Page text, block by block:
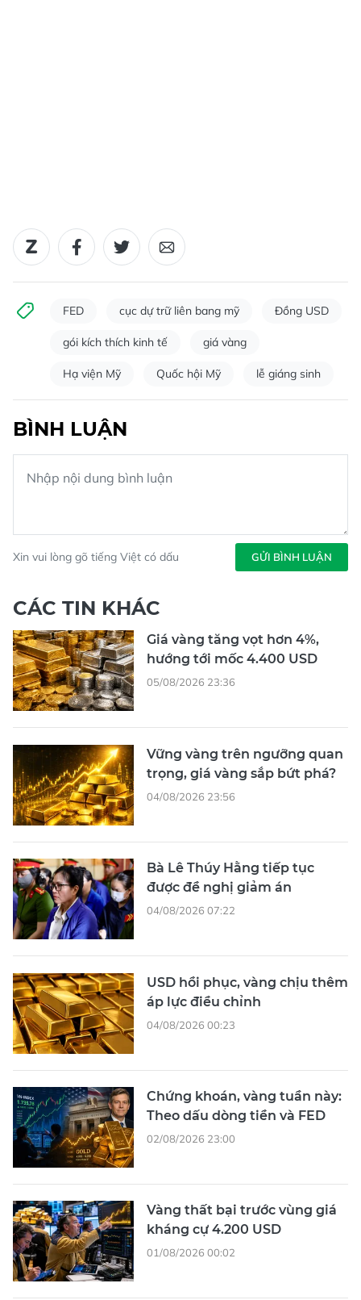
FED cục dự trữ liên bang mỹ Đồng USD
gói kích thích kinh tế giá vàng
Hạ viện Mỹ Quốc hội Mỹ lễ giáng sinh
BÌNH LUẬN
Xin vui lòng gõ tiếng Việt có dấu GỬI BÌNH LUẬN
CÁC TIN KHÁC
Giá vàng tăng vọt hơn 4%,
hướng tới mốc 4.400 USD
05/08/2026 23:36
Vững vàng trên ngưỡng quan
trọng, giá vàng sắp bứt phá?
04/08/2026 23:56
Bà Lê Thúy Hằng tiếp tục
được đề nghị giảm án
04/08/2026 07:22
USD hồi phục, vàng chịu thêm
áp lực điều chỉnh
04/08/2026 00:23
Chứng khoán, vàng tuần này:
Theo dấu dòng tiền và FED
02/08/2026 23:00
Vàng thất bại trước vùng giá
kháng cự 4.200 USD
01/08/2026 00:02